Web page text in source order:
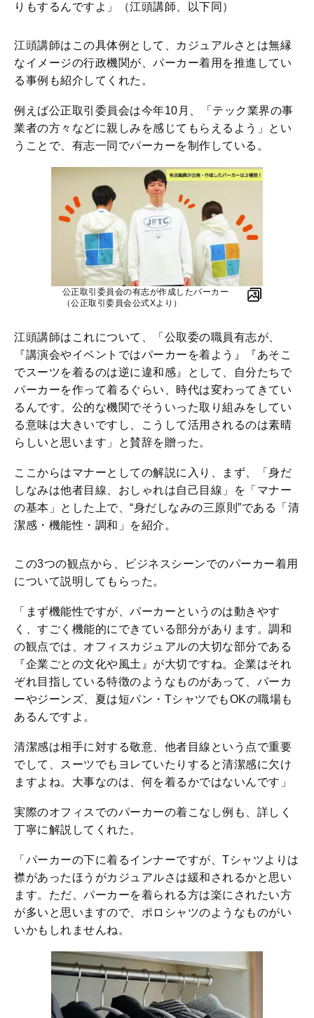
りもするんですよ」（江頭講師、以下同）
江頭講師はこの具体例として、カジュアルさとは無縁
なイメージの行政機関が、パーカー着用を推進してい
る事例も紹介してくれた。
例えば公正取引委員会は今年10月、「テック業界の事
業者の方々などに親しみを感じてもらえるよう」とい
うことで、有志一同でパーカーを制作している。
公正取引委員会の有志が作成したパーカー
（公正取引委員会公式Xより）
江頭講師はこれについて、「公取委の職員有志が、
『講演会やイベントではパーカーを着よう』『あそこ
でスーツを着るのは逆に違和感』として、自分たちで
パーカーを作って着るぐらい、時代は変わってきてい
るんです。公的な機関でそういった取り組みをしてい
る意味は大きいですし、こうして活用されるのは素晴
らしいと思います」と賛辞を贈った。
ここからはマナーとしての解説に入り、まず、「身だ
しなみは他者目線、おしゃれは自己目線」を「マナー
の基本」とした上で、“身だしなみの三原則”である「清
潔感・機能性・調和」を紹介。
この3つの観点から、ビジネスシーンでのパーカー着用
について説明してもらった。
「まず機能性ですが、パーカーというのは動きやす
く、すごく機能的にできている部分があります。調和
の観点では、オフィスカジュアルの大切な部分である
『企業ごとの文化や風土』が大切ですね。企業はそれ
ぞれ目指している特徴のようなものがあって、パーカ
ーやジーンズ、夏は短パン・TシャツでもOKの職場も
あるんですよ。
清潔感は相手に対する敬意、他者目線という点で重要
でして、スーツでもヨレていたりすると清潔感に欠け
ますよね。大事なのは、何を着るかではないんです」
実際のオフィスでのパーカーの着こなし例も、詳しく
丁寧に解説してくれた。
「パーカーの下に着るインナーですが、Tシャツよりは
襟があったほうがカジュアルさは緩和されるかと思い
ます。ただ、パーカーを着られる方は楽にされたい方
が多いと思いますので、ポロシャツのようなものがい
いかもしれませんね。